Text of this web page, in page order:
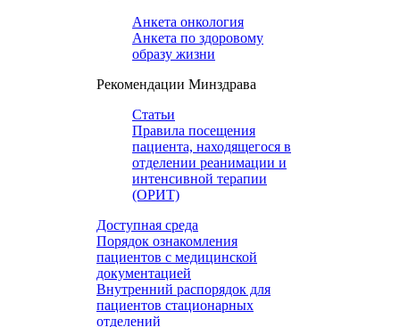
Анкета онкология
Анкета по здоровому
образу жизни
Рекомендации Минздрава
Статьи
Правила посещения
пациента, находящегося в
отделении реанимации и
интенсивной терапии
(ОРИТ)
Доступная среда
Порядок ознакомления
пациентов с медицинской
документацией
Внутренний распорядок для
пациентов стационарных
отделений